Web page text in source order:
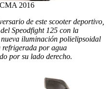
2016
de este scooter deportivo,
Speodfight 125 con la
iluminación polielipsoidal
por agua
por su lado derecho.